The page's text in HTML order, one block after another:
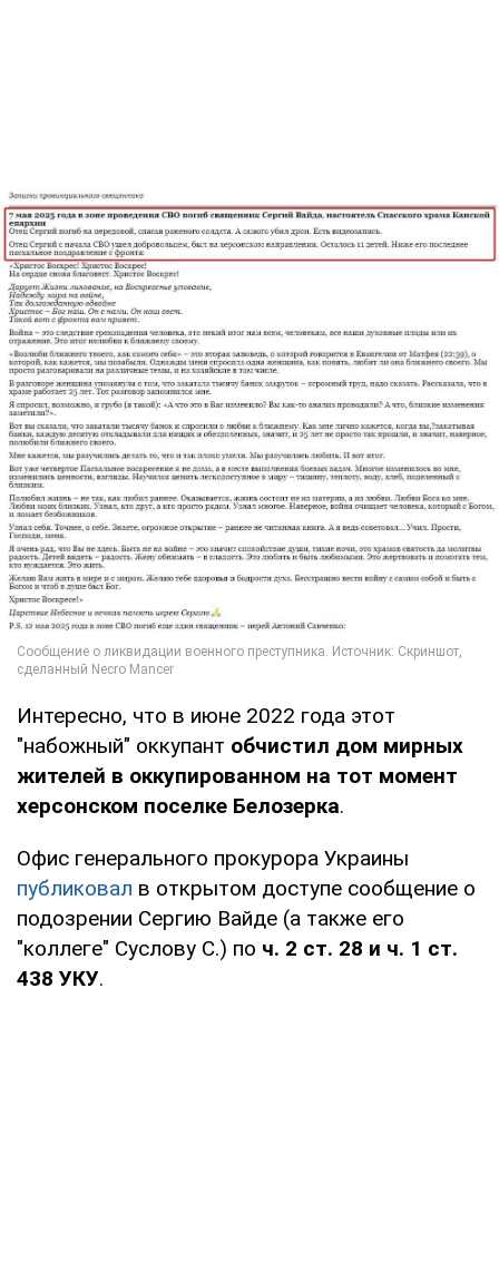
Интересно, что в июне 2022 года этот
"набожный" оккупант обчистил дом мирных
жителей в оккупированном на тот момент
херсонском поселке Белозерка.
Офис генерального прокурора Украины
публиковал в открытом доступе сообщение о
подозрении Сергию Вайде (а также его
"коллеге" Суслову С.) по ч. 2 ст. 28 и ч. 1 ст.
438 УКУ.